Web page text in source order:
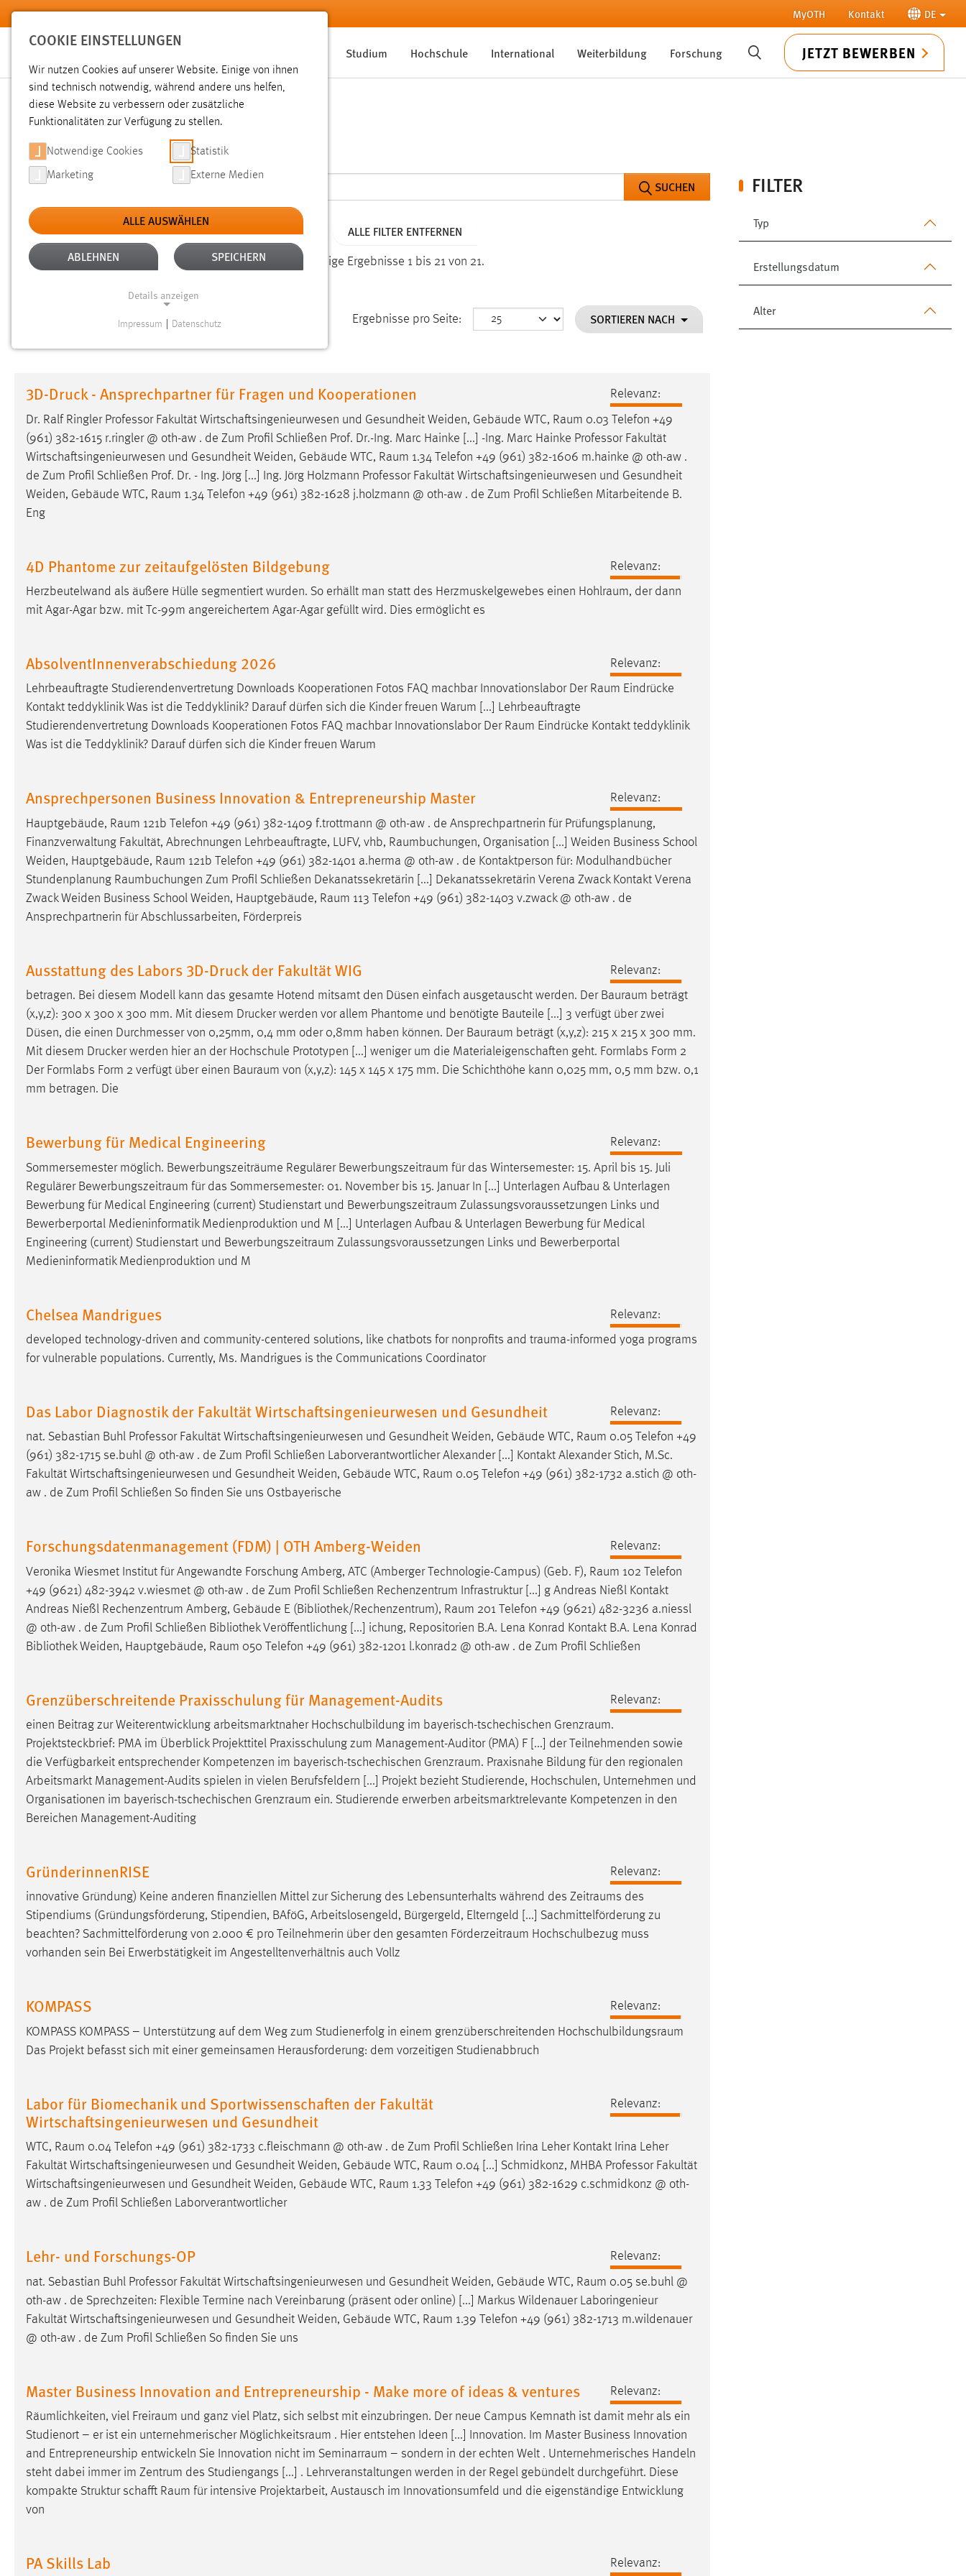
Zum Hauptinhalt springen MyOTH Kontakt DE
Studium Hochschule International Weiterbildung Forschung SUCHE JETZT BEWERBEN
SUCHE
FILTER
Typ
Erstellungsdatum
Alter
SUCHEN
Aktive Filter: TYP: SEITEN ALTER: 1 BIS 6 MONATE ALLE FILTER ENTFERNEN
Gesucht nach "raum". Es wurden 21 Ergebnisse gefunden. Zeige Ergebnisse 1 bis 21 von 21.
Ergebnisse pro Seite: SORTIEREN NACH
3D-Druck - Ansprechpartner für Fragen und Kooperationen
Relevanz:
Dr. Ralf Ringler Professor Fakultät Wirtschaftsingenieurwesen und Gesundheit Weiden, Gebäude WTC, Raum 0.03 Telefon +49
(961) 382-1615 r.ringler @ oth-aw . de Zum Profil Schließen Prof. Dr.-Ing. Marc Hainke [...] -Ing. Marc Hainke Professor Fakultät
Wirtschaftsingenieurwesen und Gesundheit Weiden, Gebäude WTC, Raum 1.34 Telefon +49 (961) 382-1606 m.hainke @ oth-aw .
de Zum Profil Schließen Prof. Dr. - Ing. Jörg [...] Ing. Jörg Holzmann Professor Fakultät Wirtschaftsingenieurwesen und Gesundheit
Weiden, Gebäude WTC, Raum 1.34 Telefon +49 (961) 382-1628 j.holzmann @ oth-aw . de Zum Profil Schließen Mitarbeitende B.
Eng
4D Phantome zur zeitaufgelösten Bildgebung
Relevanz:
Herzbeutelwand als äußere Hülle segmentiert wurden. So erhällt man statt des Herzmuskelgewebes einen Hohlraum, der dann
mit Agar-Agar bzw. mit Tc-99m angereichertem Agar-Agar gefüllt wird. Dies ermöglicht es
AbsolventInnenverabschiedung 2026
Relevanz:
Lehrbeauftragte Studierendenvertretung Downloads Kooperationen Fotos FAQ machbar Innovationslabor Der Raum Eindrücke
Kontakt teddyklinik Was ist die Teddyklinik? Darauf dürfen sich die Kinder freuen Warum [...] Lehrbeauftragte
Studierendenvertretung Downloads Kooperationen Fotos FAQ machbar Innovationslabor Der Raum Eindrücke Kontakt teddyklinik
Was ist die Teddyklinik? Darauf dürfen sich die Kinder freuen Warum
Ansprechpersonen Business Innovation & Entrepreneurship Master
Relevanz:
Hauptgebäude, Raum 121b Telefon +49 (961) 382-1409 f.trottmann @ oth-aw . de Ansprechpartnerin für Prüfungsplanung,
Finanzverwaltung Fakultät, Abrechnungen Lehrbeauftragte, LUFV, vhb, Raumbuchungen, Organisation [...] Weiden Business School
Weiden, Hauptgebäude, Raum 121b Telefon +49 (961) 382-1401 a.herma @ oth-aw . de Kontaktperson für: Modulhandbücher
Stundenplanung Raumbuchungen Zum Profil Schließen Dekanatssekretärin [...] Dekanatssekretärin Verena Zwack Kontakt Verena
Zwack Weiden Business School Weiden, Hauptgebäude, Raum 113 Telefon +49 (961) 382-1403 v.zwack @ oth-aw . de
Ansprechpartnerin für Abschlussarbeiten, Förderpreis
Ausstattung des Labors 3D-Druck der Fakultät WIG
Relevanz:
betragen. Bei diesem Modell kann das gesamte Hotend mitsamt den Düsen einfach ausgetauscht werden. Der Bauraum beträgt
(x,y,z): 300 x 300 x 300 mm. Mit diesem Drucker werden vor allem Phantome und benötigte Bauteile [...] 3 verfügt über zwei
Düsen, die einen Durchmesser von 0,25mm, 0,4 mm oder 0,8mm haben können. Der Bauraum beträgt (x,y,z): 215 x 215 x 300 mm.
Mit diesem Drucker werden hier an der Hochschule Prototypen [...] weniger um die Materialeigenschaften geht. Formlabs Form 2
Der Formlabs Form 2 verfügt über einen Bauraum von (x,y,z): 145 x 145 x 175 mm. Die Schichthöhe kann 0,025 mm, 0,5 mm bzw. 0,1
mm betragen. Die
Bewerbung für Medical Engineering
Relevanz:
Sommersemester möglich. Bewerbungszeiträume Regulärer Bewerbungszeitraum für das Wintersemester: 15. April bis 15. Juli
Regulärer Bewerbungszeitraum für das Sommersemester: 01. November bis 15. Januar In [...] Unterlagen Aufbau & Unterlagen
Bewerbung für Medical Engineering (current) Studienstart und Bewerbungszeitraum Zulassungsvoraussetzungen Links und
Bewerberportal Medieninformatik Medienproduktion und M [...] Unterlagen Aufbau & Unterlagen Bewerbung für Medical
Engineering (current) Studienstart und Bewerbungszeitraum Zulassungsvoraussetzungen Links und Bewerberportal
Medieninformatik Medienproduktion und M
Chelsea Mandrigues
Relevanz:
developed technology-driven and community-centered solutions, like chatbots for nonprofits and trauma-informed yoga programs
for vulnerable populations. Currently, Ms. Mandrigues is the Communications Coordinator
Das Labor Diagnostik der Fakultät Wirtschaftsingenieurwesen und Gesundheit
Relevanz:
nat. Sebastian Buhl Professor Fakultät Wirtschaftsingenieurwesen und Gesundheit Weiden, Gebäude WTC, Raum 0.05 Telefon +49
(961) 382-1715 se.buhl @ oth-aw . de Zum Profil Schließen Laborverantwortlicher Alexander [...] Kontakt Alexander Stich, M.Sc.
Fakultät Wirtschaftsingenieurwesen und Gesundheit Weiden, Gebäude WTC, Raum 0.05 Telefon +49 (961) 382-1732 a.stich @ oth-
aw . de Zum Profil Schließen So finden Sie uns Ostbayerische
Forschungsdatenmanagement (FDM) | OTH Amberg-Weiden
Relevanz:
Veronika Wiesmet Institut für Angewandte Forschung Amberg, ATC (Amberger Technologie-Campus) (Geb. F), Raum 102 Telefon
+49 (9621) 482-3942 v.wiesmet @ oth-aw . de Zum Profil Schließen Rechenzentrum Infrastruktur [...] g Andreas Nießl Kontakt
Andreas Nießl Rechenzentrum Amberg, Gebäude E (Bibliothek/Rechenzentrum), Raum 201 Telefon +49 (9621) 482-3236 a.niessl
@ oth-aw . de Zum Profil Schließen Bibliothek Veröffentlichung [...] ichung, Repositorien B.A. Lena Konrad Kontakt B.A. Lena Konrad
Bibliothek Weiden, Hauptgebäude, Raum 050 Telefon +49 (961) 382-1201 l.konrad2 @ oth-aw . de Zum Profil Schließen
Grenzüberschreitende Praxisschulung für Management-Audits
Relevanz:
einen Beitrag zur Weiterentwicklung arbeitsmarktnaher Hochschulbildung im bayerisch-tschechischen Grenzraum.
Projektsteckbrief: PMA im Überblick Projekttitel Praxisschulung zum Management-Auditor (PMA) F [...] der Teilnehmenden sowie
die Verfügbarkeit entsprechender Kompetenzen im bayerisch-tschechischen Grenzraum. Praxisnahe Bildung für den regionalen
Arbeitsmarkt Management-Audits spielen in vielen Berufsfeldern [...] Projekt bezieht Studierende, Hochschulen, Unternehmen und
Organisationen im bayerisch-tschechischen Grenzraum ein. Studierende erwerben arbeitsmarktrelevante Kompetenzen in den
Bereichen Management-Auditing
GründerinnenRISE
Relevanz:
innovative Gründung) Keine anderen finanziellen Mittel zur Sicherung des Lebensunterhalts während des Zeitraums des
Stipendiums (Gründungsförderung, Stipendien, BAföG, Arbeitslosengeld, Bürgergeld, Elterngeld [...] Sachmittelförderung zu
beachten? Sachmittelförderung von 2.000 € pro Teilnehmerin über den gesamten Förderzeitraum Hochschulbezug muss
vorhanden sein Bei Erwerbstätigkeit im Angestelltenverhältnis auch Vollz
KOMPASS
Relevanz:
KOMPASS KOMPASS – Unterstützung auf dem Weg zum Studienerfolg in einem grenzüberschreitenden Hochschulbildungsraum
Das Projekt befasst sich mit einer gemeinsamen Herausforderung: dem vorzeitigen Studienabbruch
Labor für Biomechanik und Sportwissenschaften der Fakultät
Wirtschaftsingenieurwesen und Gesundheit
Relevanz:
WTC, Raum 0.04 Telefon +49 (961) 382-1733 c.fleischmann @ oth-aw . de Zum Profil Schließen Irina Leher Kontakt Irina Leher
Fakultät Wirtschaftsingenieurwesen und Gesundheit Weiden, Gebäude WTC, Raum 0.04 [...] Schmidkonz, MHBA Professor Fakultät
Wirtschaftsingenieurwesen und Gesundheit Weiden, Gebäude WTC, Raum 1.33 Telefon +49 (961) 382-1629 c.schmidkonz @ oth-
aw . de Zum Profil Schließen Laborverantwortlicher
Lehr- und Forschungs-OP
Relevanz:
nat. Sebastian Buhl Professor Fakultät Wirtschaftsingenieurwesen und Gesundheit Weiden, Gebäude WTC, Raum 0.05 se.buhl @
oth-aw . de Sprechzeiten: Flexible Termine nach Vereinbarung (präsent oder online) [...] Markus Wildenauer Laboringenieur
Fakultät Wirtschaftsingenieurwesen und Gesundheit Weiden, Gebäude WTC, Raum 1.39 Telefon +49 (961) 382-1713 m.wildenauer
@ oth-aw . de Zum Profil Schließen So finden Sie uns
Master Business Innovation and Entrepreneurship - Make more of ideas & ventures
Relevanz:
Räumlichkeiten, viel Freiraum und ganz viel Platz, sich selbst mit einzubringen. Der neue Campus Kemnath ist damit mehr als ein
Studienort – er ist ein unternehmerischer Möglichkeitsraum . Hier entstehen Ideen [...] Innovation. Im Master Business Innovation
and Entrepreneurship entwickeln Sie Innovation nicht im Seminarraum – sondern in der echten Welt . Unternehmerisches Handeln
steht dabei immer im Zentrum des Studiengangs [...] . Lehrveranstaltungen werden in der Regel gebündelt durchgeführt. Diese
kompakte Struktur schafft Raum für intensive Projektarbeit, Austausch im Innovationsumfeld und die eigenständige Entwicklung
von
PA Skills Lab Relevanz:
COOKIE EINSTELLUNGEN
Wir nutzen Cookies auf unserer Website. Einige von ihnen
sind technisch notwendig, während andere uns helfen,
diese Website zu verbessern oder zusätzliche
Funktionalitäten zur Verfügung zu stellen.
Notwendige Cookies Statistik
Marketing Externe Medien
ALLE AUSWÄHLEN
ABLEHNEN SPEICHERN
Details anzeigen
Website erforderlich.
Einverständnis
Name: cookie_consent
Dieser Cookie speichert die
ausgewählten Einverständnis-Optionen
Performance
Name: staticfilecache
in diesem Cookie gespeichert, ob man
eingeloggt ist.
Sprachpräferenz
Name: site-language-preference
Chat
Name:
MibewSessionID, MIBEW_UserID,
mibew_locale, mibew-chat-frame-style-
5e9dbeb1811c0446
Cookie Laufzeit:
style-5e9dbeb1811c0446 =
Sitzungslaufzeit, mibew_locale = 3
Jahre, MIBEW_UserID = 1 Jahr
Login
Name:
der Website einloggen zu können.
Cookie Laufzeit: 24 Stunden
STATISTIK
Statistik Cookies erfassen Informationen anonym.
Diese Informationen helfen uns zu verstehen, wie
Matomo
Name: _pk_ref, _pk_cvar, _pk_id, _pk_ses
MARKETING
Marketing Cookies werden von Drittanbietern
verwendet, um personalisierte Werbung anzuzeigen.
Google Ads
Name: _gcl_au
Anbieter: Google Ireland Limited
Zweck: Conversion-Tracking
Facebook Pixel
Name: _fbp
Anbieter: Facebook
Zweck: Conversion-Tracking
EXTERNE MEDIEN
Um Inhalte von Videoplattformen und Social Media
Plattformen anzeigen zu können, werden von diesen
externen Medien Cookies gesetzt.
Vimeo
Impressum Datenschutz